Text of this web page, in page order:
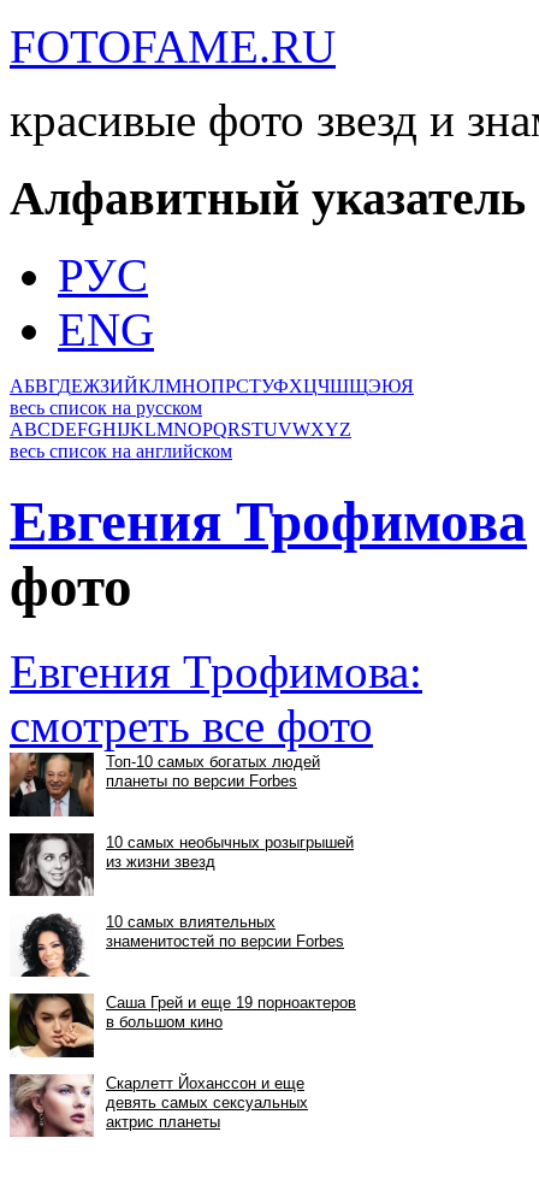
FOTOFAME.RU
красивые фото звезд и
Алфавитный указатель
РУС
ENG
АБВГДЕЖЗИЙКЛМНОПРСТУФХЦЧШЩЭЮЯ
весь список на русском
ABCDEFGHIJKLMNOPQRSTUVWXYZ
весь список на английском
Евгения Трофимова
фото
Евгения Трофимова:
смотреть все фото